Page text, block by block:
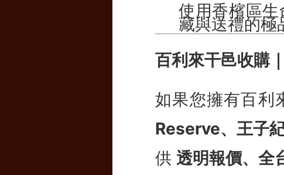
使用香檳區
藏與送禮的極
百利來干邑收購
如果您擁有百利
Reserve、王子
供 透明報價、全